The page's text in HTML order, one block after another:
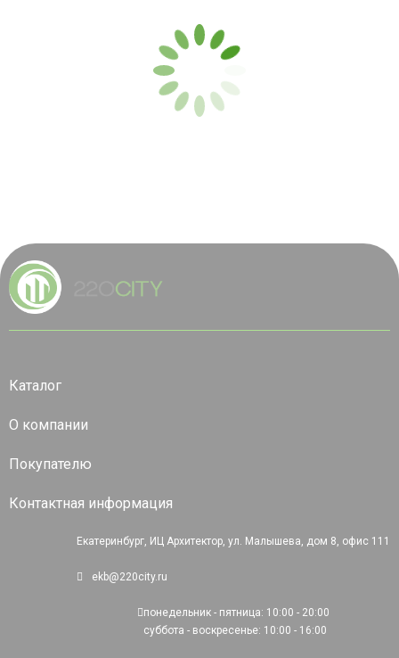
Каталог
О компании
Покупателю
Контактная информация
Екатеринбург, ИЦ Архитектор, ул. Малышева, дом 8, офис 111
ekb@220city.ru
понедельник - пятница: 10:00 - 20:00
суббота - воскресенье: 10:00 - 16:00